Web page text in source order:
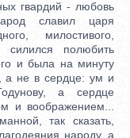
гвардий - любовь
славил царя
милостивого,
силился полюбить
и была на минуту
а не в сердце: ум и
а сердце
и воображением...
так сказать,
народу, а